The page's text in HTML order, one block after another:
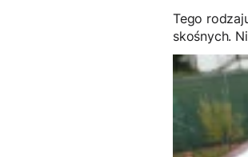
Tego
skośnych.